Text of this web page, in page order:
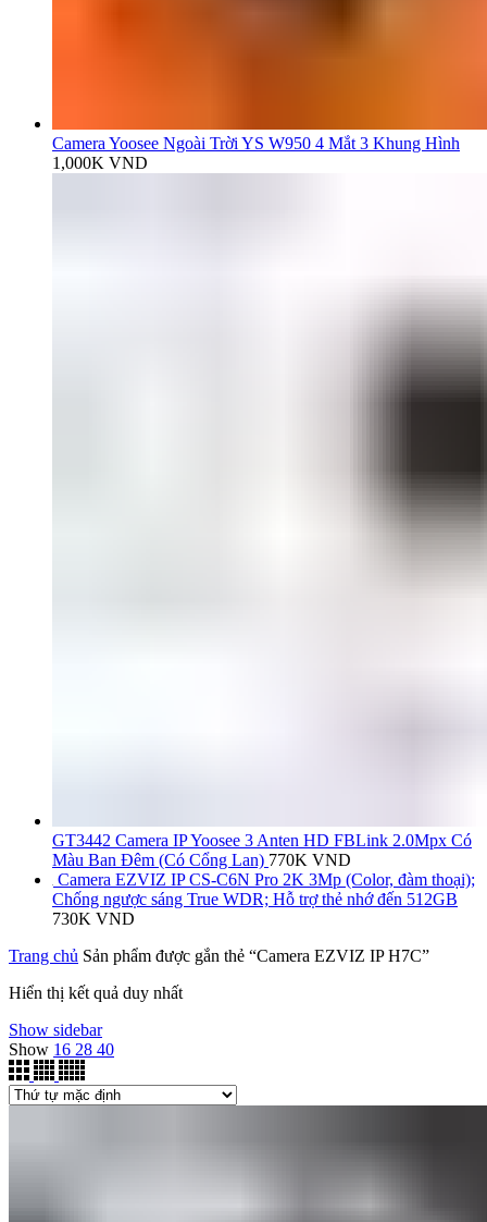
Camera Yoosee Ngoài Trời YS W950 4 Mắt 3 Khung Hình
1,000K VND
GT3442 Camera IP Yoosee 3 Anten HD FBLink 2.0Mpx Có
Màu Ban Đêm (Có Cổng Lan) 770K VND
Camera EZVIZ IP CS-C6N Pro 2K 3Mp (Color, đàm thoại);
Chống ngược sáng True WDR; Hỗ trợ thẻ nhớ đến 512GB
730K VND
Trang chủ Sản phẩm được gắn thẻ “Camera EZVIZ IP H7C”
Hiển thị kết quả duy nhất
Show sidebar
Show 16 28 40